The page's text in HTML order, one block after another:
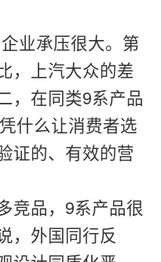
业承压很大。第
，上汽大众的差
，在同类9系产品
什么让消费者选
证的、有效的营
竞品，9系产品很
，外国同行反